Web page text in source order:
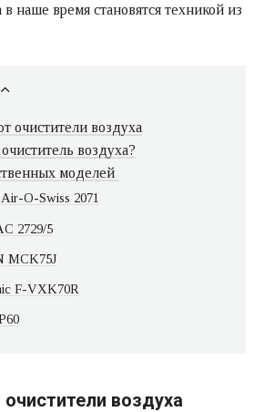
наше время становятся техникой из
очистители воздуха
воздуха?
моделей
O-Swiss 2071
2729/5
MCK75J
F-VXK70R
воздуха